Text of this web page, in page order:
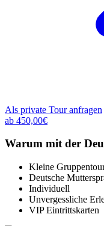
Als private Tour anfragen
ab 450,00€
Warum mit der
Kleine
Deutsche
Individuell
Unvergessliche
VIP Eintrittskarten